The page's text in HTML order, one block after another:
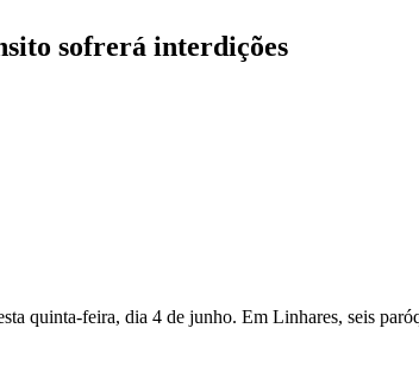
sofrerá interdições
quinta-feira, dia 4 de junho. Em Linhares, seis